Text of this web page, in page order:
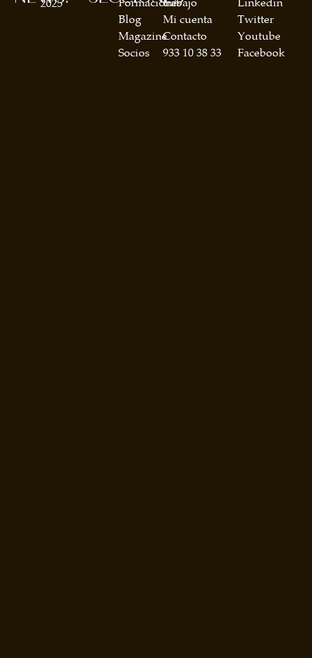
Formaciones
Blog
Magazine
Socios
trabajo
Mi cuenta
Contacto
933 10 38 33
2025
Linkedin
Twitter
Youtube
Facebook